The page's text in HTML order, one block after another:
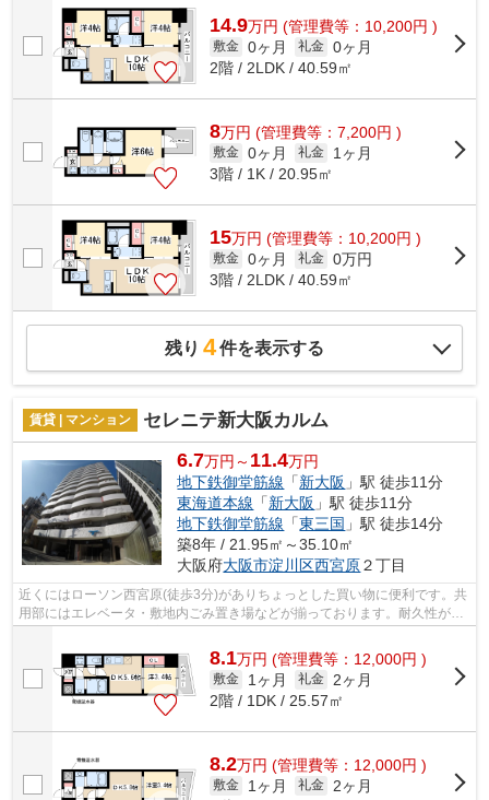
14.9万円 (管理費等：10,200円 )
敷金 0ヶ月 礼金 0ヶ月
2階 / 2LDK / 40.59㎡
8万円 (管理費等：7,200円 )
敷金 0ヶ月 礼金
1ヶ月
3階 / 1K / 20.95㎡
15万円 (管理費等：10,200円 )
敷金 0ヶ月 礼金 0万円
3階 / 2LDK / 40.59㎡
残り 4件を表示する
賃貸 | マンション セレニテ新大阪カルム
6.7万円～ 11.4万円
地下鉄御堂筋線 「新大阪 」駅 徒歩11分
東海道本線 「新大阪 」駅 徒歩11分
地下鉄御堂筋線 「東三国 」駅 徒歩14分
築8年 / 21.95㎡～35.10㎡
大阪府大阪市淀川区西宮原２丁目
近くにはローソン西宮原(徒歩3分)がありちょっとした買い物に便利です。共
用部にはエレベータ・敷地内ごみ置き場などが揃っております。耐久性が高
8.1万円 (管理費等：12,000円 )
敷金 1ヶ月 礼金
2ヶ月
2階 / 1DK / 25.57㎡
8.2万円 (管理費等：12,000円 )
敷金 1ヶ月 礼金
2ヶ月